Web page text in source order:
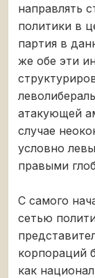
направлять
политики в
партия в
же обе эти
атакующей
случае
условно
правыми
С самого
сетью
корпораций
как